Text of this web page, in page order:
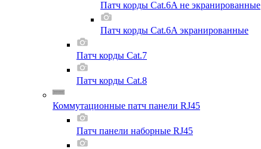
Патч корды Cat.6A не экранированные
Патч корды Cat.6A экранированные
Патч корды Cat.7
Патч корды Cat.8
Коммутационные патч панели RJ45
Патч панели наборные RJ45